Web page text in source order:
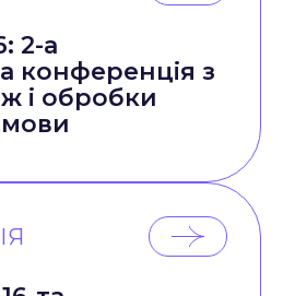
2-а
конференція з
і обробки